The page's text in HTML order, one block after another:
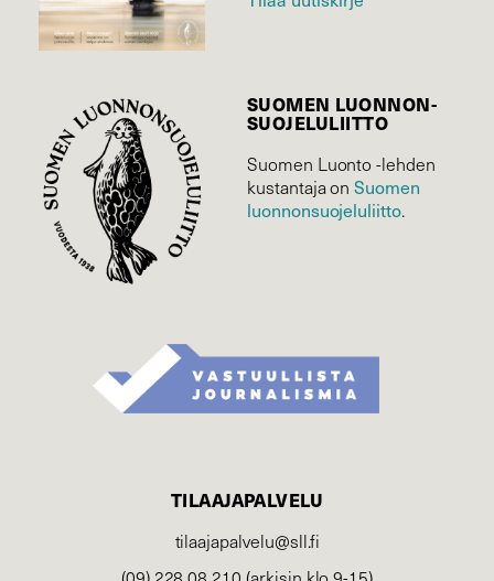
SUOMEN LUONNON­
SUOJELU­LIITTO
Suomen Luonto -lehden
kustantaja onSuomen
luonnonsuojelu­liitto.
TILAAJAPALVELU
tilaajapalvelu@sll.fi